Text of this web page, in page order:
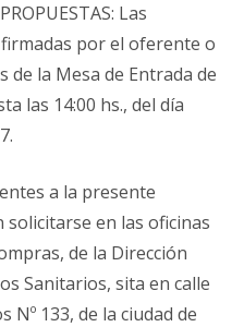
Las
por el oferente o
la Mesa de Entrada de
las 14:00 hs., del día
a la presente
en las oficinas
de la Dirección
Sanitarios, sita en calle
Nº 133, de la ciudad de